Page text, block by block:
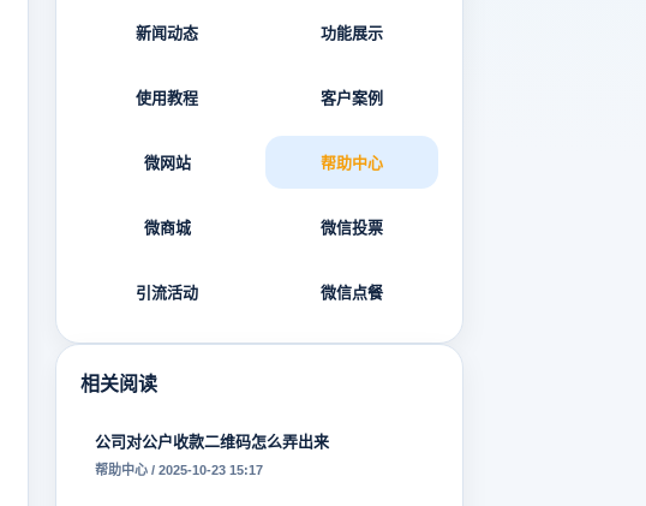
新闻动态 功能展示
使用教程 客户案例
微网站 帮助中心
微商城 微信投票
引流活动 微信点餐
相关阅读
公司对公户收款二维码怎么弄出来
帮助中心 / 2025-10-23 15:17